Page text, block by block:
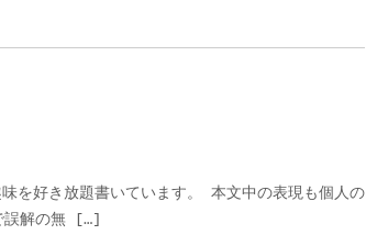
好き放題書いています。 本文中の表現も個人の
誤解の無 […]